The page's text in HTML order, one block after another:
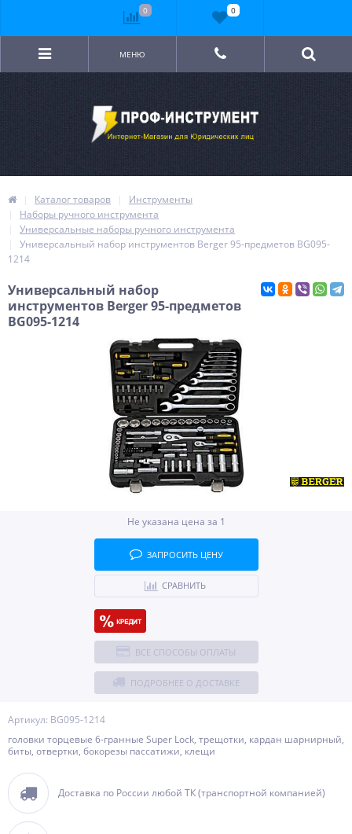
МЕНЮ
Каталог товаров
Инструменты
Наборы ручного инструмента
Универсальные наборы ручного инструмента
Универсальный набор инструментов Berger 95-предметов BG095-
1214
Универсальный набор
инструментов Berger 95-предметов
BG095-1214
Артикул: BG095-1214
головки торцевые 6-гранные Super Lock, трещотки, кардан шарнирный,
биты, отвертки, бокорезы пассатижи, клещи
Доставка по России любой ТК (транспортной компанией)
Не указана цена за 1
ЗАПРОСИТЬ ЦЕНУ
СРАВНИТЬ
ВСЕ СПОСОБЫ ОПЛАТЫ
ПОДРОБНЕЕ О ДОСТАВКЕ
0 0